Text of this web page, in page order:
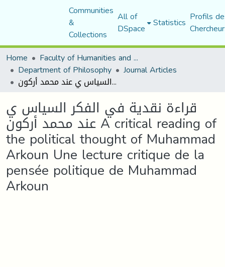
Communities
&
Collections
All of
DSpace Statistics Profils
Home
Faculty of Humanities and Social Sciences
Department of Philosophy Journal Articles
قراءة نقدية في الفكر السياس ي عند محمد أركون A critical reading of the political thought of Muhammad Arkoun Une lecture critique de la pensée politique de Muhammad Arkoun
قراءة نقدية في الفكر السياس ي
عند محمد أركون A critical reading of
the political thought of Muhammad
Arkoun Une lecture critique de la
pensée politique de Muhammad
Arkoun